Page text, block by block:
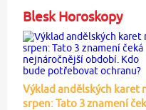
Blesk Horoskopy
Výklad andělských karet
srpen: Tato 3 znamení